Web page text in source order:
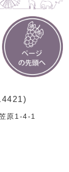
原1-4-1